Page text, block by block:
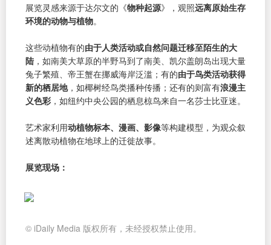
展览灵感来源于达尔文的《物种起源》，观照远离原始生存
环境的动物与植物。
这些动植物有的由于人类活动或自然问题迁移至陌生的大
陆 ，如南美大草原的半野马到了南美、凯尔盖朗岛出现大量
兔子繁殖、帝王蟹在挪威海岸泛滥；有的由于鸟类活动获得
新的栖居地，如椰树经鸟类播种传播；还有的则富有浪漫主
义色彩 ，如纽约中央公园的栖息椋鸟来自一名莎士比亚迷。
艺术家利用动植物标本、漫画、影像等构建模型，为观众叙
述离散动植物在地球上的迁徙故事。
展览现场：
© iDaily Media 版权所有，未经授权禁止使用。